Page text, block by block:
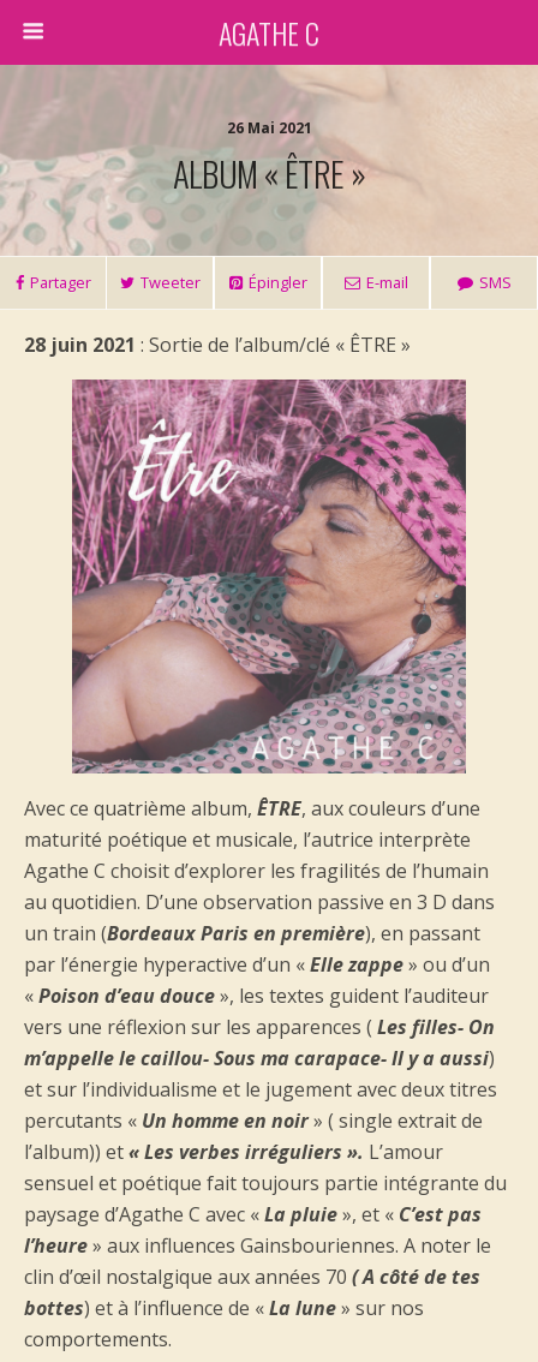
AGATHE C
26 Mai 2021
ALBUM « ÊTRE »
Partager Tweeter Épingler E-mail SMS
28 juin 2021 : Sortie de l’album/clé « ÊTRE »
Avec ce quatrième album, ÊTRE, aux couleurs d’une
maturité poétique et musicale, l’autrice interprète
Agathe C choisit d’explorer les fragilités de l’humain
au quotidien. D’une observation passive en 3 D dans
un train (Bordeaux Paris en première), en passant
par l’énergie hyperactive d’un «Elle zappe» ou d’un
«Poison d’eau douce», les textes guident l’auditeur
vers une réflexion sur les apparences ( Les filles- On
m’appelle le caillou- Sous ma carapace- Il y a aussi)
et sur l’individualisme et le jugement avec deux titres
percutants « Un homme en noir» ( single extrait de
l’album)) et« Les verbes irréguliers ». L’amour
sensuel et poétique fait toujours partie intégrante du
paysage d’Agathe C avec «La pluie», et « C’est pas
l’heure» aux influences Gainsbouriennes. A noter le
clin d’œil nostalgique aux années 70 ( A côté de tes
bottes) et à l’influence de «La lune» sur nos
comportements.